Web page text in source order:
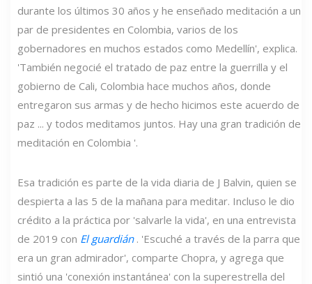
durante los últimos 30 años y he enseñado meditación a un
par de presidentes en Colombia, varios de los
gobernadores en muchos estados como Medellín', explica.
'También negocié el tratado de paz entre la guerrilla y el
gobierno de Cali, Colombia hace muchos años, donde
entregaron sus armas y de hecho hicimos este acuerdo de
paz ... y todos meditamos juntos. Hay una gran tradición de
meditación en Colombia '.
Esa tradición es parte de la vida diaria de J Balvin, quien se
despierta a las 5 de la mañana para meditar. Incluso le dio
crédito a la práctica por 'salvarle la vida', en una entrevista
de 2019 con El guardián . 'Escuché a través de la parra que
era un gran admirador', comparte Chopra, y agrega que
sintió una 'conexión instantánea' con la superestrella del